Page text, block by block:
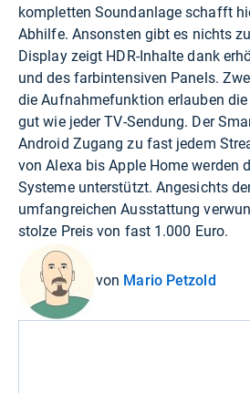
kompletten Soundanlage schafft
Abhilfe. Ansonsten gibt es nichts
Display zeigt HDR-Inhalte dank
und des farbintensiven Panels.
die Aufnahmefunktion erlauben
gut wie jeder TV-Sendung. Der
Android Zugang zu fast jedem
von Alexa bis Apple Home werden
Systeme unterstützt. Angesichts
umfangreichen Ausstattung
stolze Preis von fast 1.000 Euro.
von Mario Petzold